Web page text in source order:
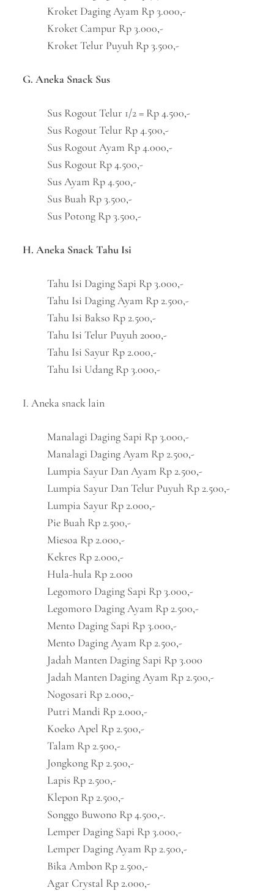
Kroket Daging Ayam Rp 3.000,-
Kroket Campur Rp 3.000,-
Kroket Telur Puyuh Rp 3.500,-
G. Aneka Snack Sus
Sus Rogout Telur 1/2 = Rp 4.500,-
Sus Rogout Telur Rp 4.500,-
Sus Rogout Ayam Rp 4.000,-
Sus Rogout Rp 4.500,-
Sus Ayam Rp 4.500,-
Sus Buah Rp 3.500,-
Sus Potong Rp 3.500,-
H. Aneka Snack Tahu Isi
Tahu Isi Daging Sapi Rp 3.000,-
Tahu Isi Daging Ayam Rp 2.500,-
Tahu Isi Bakso Rp 2.500,-
Tahu Isi Telur Puyuh 2000,-
Tahu Isi Sayur Rp 2.000,-
Tahu Isi Udang Rp 3.000,-
I. Aneka snack lain
Manalagi Daging Sapi Rp 3.000,-
Manalagi Daging Ayam Rp 2.500,-
Lumpia Sayur Dan Ayam Rp 2.500,-
Lumpia Sayur Dan Telur Puyuh Rp 2.500,-
Lumpia Sayur Rp 2.000,-
Pie Buah Rp 2.500,-
Miesoa Rp 2.000,-
Kekres Rp 2.000,-
Hula-hula Rp 2.000
Legomoro Daging Sapi Rp 3.000,-
Legomoro Daging Ayam Rp 2.500,-
Mento Daging Sapi Rp 3.000,-
Mento Daging Ayam Rp 2.500,-
Jadah Manten Daging Sapi Rp 3.000
Jadah Manten Daging Ayam Rp 2.500,-
Nogosari Rp 2.000,-
Putri Mandi Rp 2.000,-
Koeko Apel Rp 2.500,-
Talam Rp 2.500,-
Jongkong Rp 2.500,-
Lapis Rp 2.500,-
Klepon Rp 2.500,-
Songgo Buwono Rp 4.500,-.
Lemper Daging Sapi Rp 3.000,-
Lemper Daging Ayam Rp 2.500,-
Bika Ambon Rp 2.500,-
Agar Crystal Rp 2.000,-